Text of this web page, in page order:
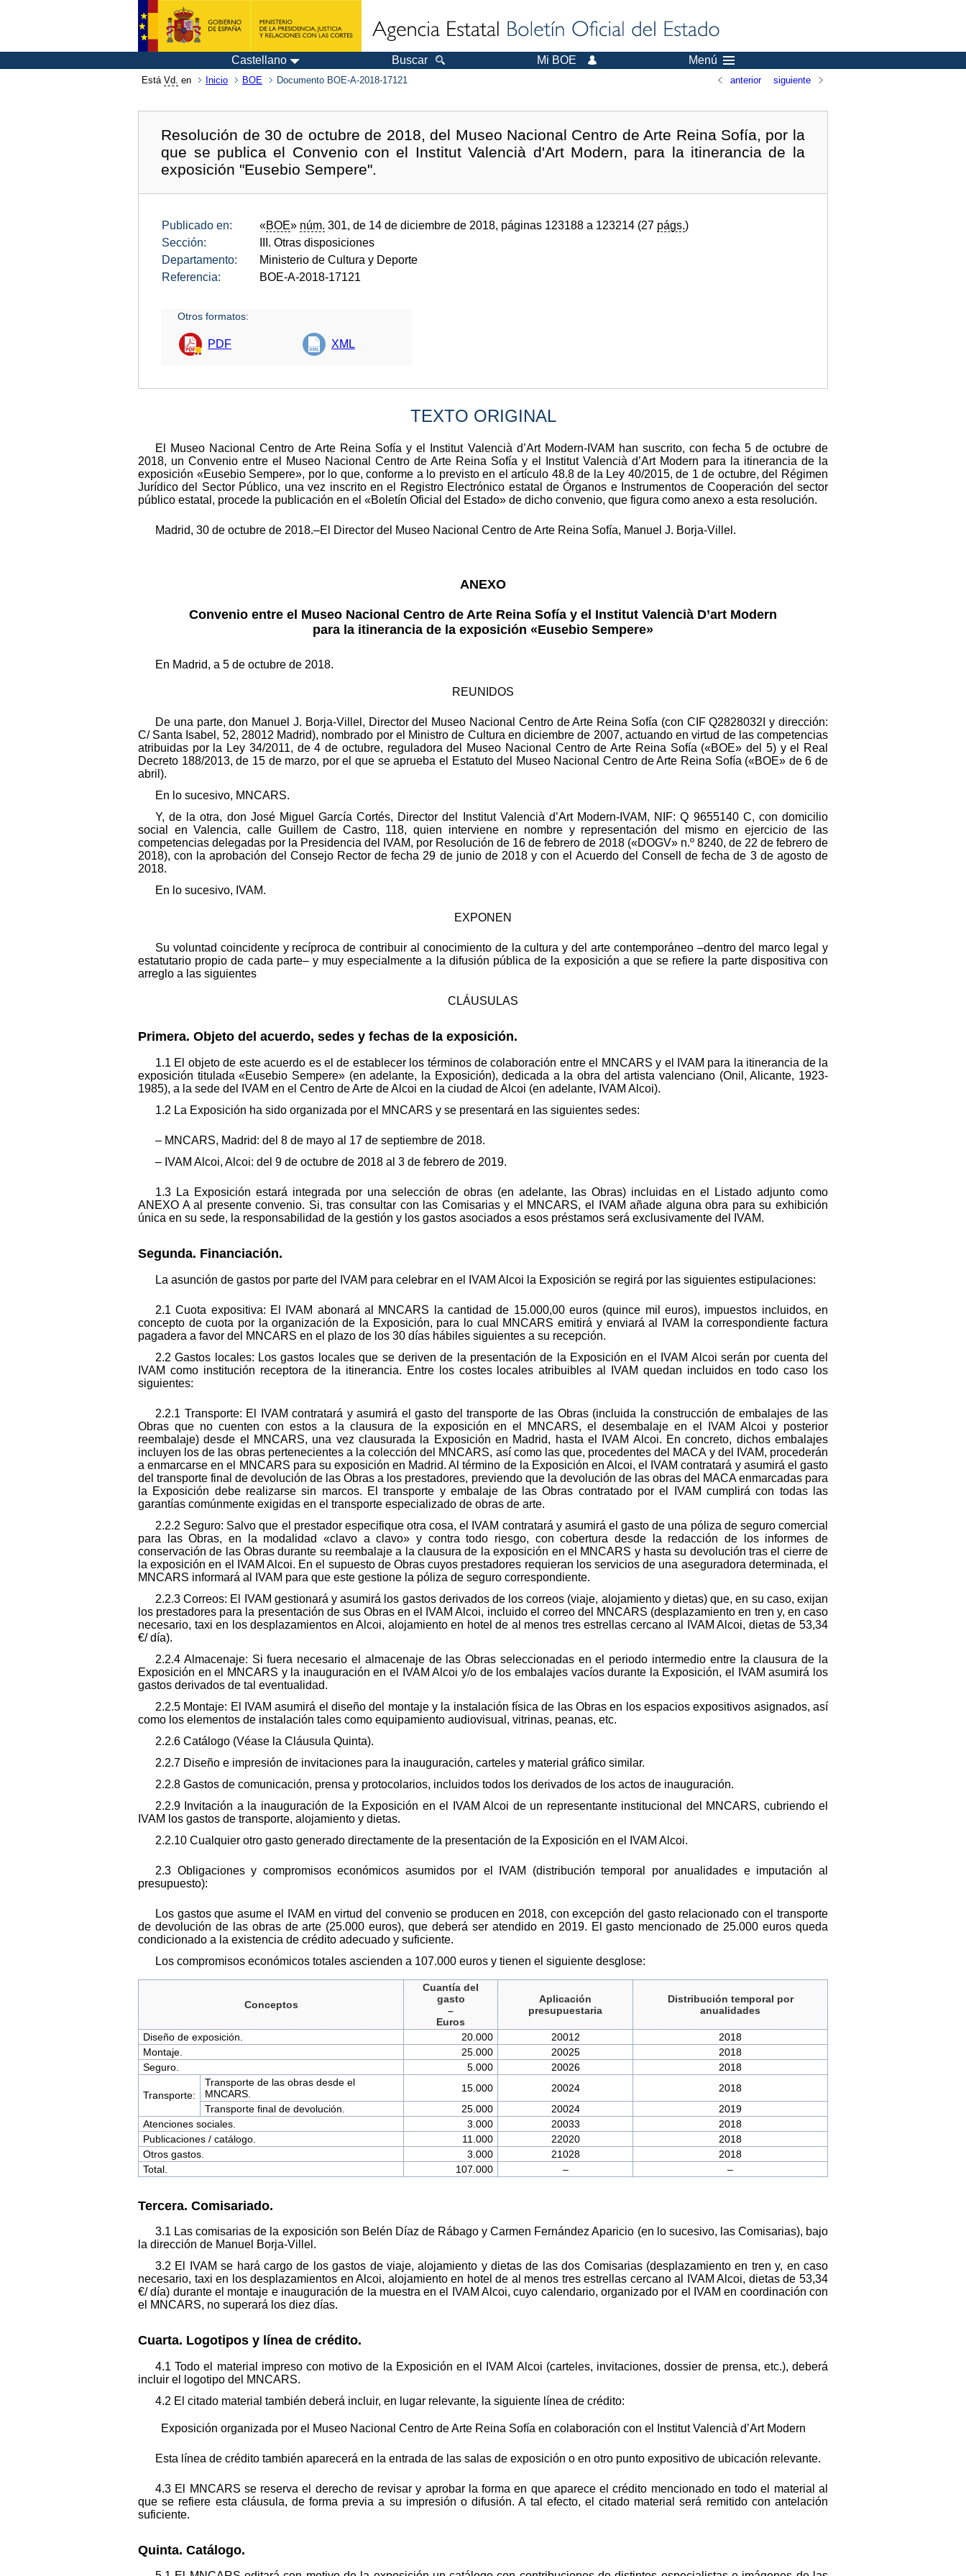
Castellano Buscar Mi BOE Menú
Está Vd. en Inicio BOE Documento BOE-A-2018-17121 anterior siguiente
Resolución de 30 de octubre de 2018, del Museo Nacional Centro de Arte Reina Sofía, por la
que se publica el Convenio con el Institut Valencià d'Art Modern, para la itinerancia de la
exposición "Eusebio Sempere".
Publicado en: «BOE» núm. 301, de 14 de diciembre de 2018, páginas 123188 a 123214 (27 págs.)
Sección:
III. Otras disposiciones
Departamento:
Ministerio de Cultura y Deporte
Referencia:
BOE-A-2018-17121
Otros formatos:
PDF XML
TEXTO ORIGINAL
El Museo Nacional Centro de Arte Reina Sofía y el Institut Valencià d’Art Modern-IVAM han suscrito, con fecha 5 de octubre de
2018, un Convenio entre el Museo Nacional Centro de Arte Reina Sofía y el Institut Valencià d’Art Modern para la itinerancia de la
exposición «Eusebio Sempere», por lo que, conforme a lo previsto en el artículo 48.8 de la Ley 40/2015, de 1 de octubre, del Régimen
Jurídico del Sector Público, una vez inscrito en el Registro Electrónico estatal de Órganos e Instrumentos de Cooperación del sector
público estatal, procede la publicación en el «Boletín Oficial del Estado» de dicho convenio, que figura como anexo a esta resolución.
Madrid, 30 de octubre de 2018.–El Director del Museo Nacional Centro de Arte Reina Sofía, Manuel J. Borja-Villel.
ANEXO
Convenio entre el Museo Nacional Centro de Arte Reina Sofía y el Institut Valencià D’art Modern
para la itinerancia de la exposición «Eusebio Sempere»
En Madrid, a 5 de octubre de 2018.
REUNIDOS
De una parte, don Manuel J. Borja-Villel, Director del Museo Nacional Centro de Arte Reina Sofía (con CIF Q2828032I y dirección:
C/ Santa Isabel, 52, 28012 Madrid), nombrado por el Ministro de Cultura en diciembre de 2007, actuando en virtud de las competencias
atribuidas por la Ley 34/2011, de 4 de octubre, reguladora del Museo Nacional Centro de Arte Reina Sofía («BOE» del 5) y el Real
Decreto 188/2013, de 15 de marzo, por el que se aprueba el Estatuto del Museo Nacional Centro de Arte Reina Sofía («BOE» de 6 de
abril).
En lo sucesivo, MNCARS.
Y, de la otra, don José Miguel García Cortés, Director del Institut Valencià d’Art Modern-IVAM, NIF: Q 9655140 C, con domicilio
social en Valencia, calle Guillem de Castro, 118, quien interviene en nombre y representación del mismo en ejercicio de las
competencias delegadas por la Presidencia del IVAM, por Resolución de 16 de febrero de 2018 («DOGV» n.º 8240, de 22 de febrero de
2018), con la aprobación del Consejo Rector de fecha 29 de junio de 2018 y con el Acuerdo del Consell de fecha de 3 de agosto de
2018.
En lo sucesivo, IVAM.
EXPONEN
Su voluntad coincidente y recíproca de contribuir al conocimiento de la cultura y del arte contemporáneo –dentro del marco legal y
estatutario propio de cada parte– y muy especialmente a la difusión pública de la exposición a que se refiere la parte dispositiva con
arreglo a las siguientes
CLÁUSULAS
Primera. Objeto del acuerdo, sedes y fechas de la exposición.
1.1 El objeto de este acuerdo es el de establecer los términos de colaboración entre el MNCARS y el IVAM para la itinerancia de la
exposición titulada «Eusebio Sempere» (en adelante, la Exposición), dedicada a la obra del artista valenciano (Onil, Alicante, 1923-
1985), a la sede del IVAM en el Centro de Arte de Alcoi en la ciudad de Alcoi (en adelante, IVAM Alcoi).
1.2 La Exposición ha sido organizada por el MNCARS y se presentará en las siguientes sedes:
– MNCARS, Madrid: del 8 de mayo al 17 de septiembre de 2018.
– IVAM Alcoi, Alcoi: del 9 de octubre de 2018 al 3 de febrero de 2019.
1.3 La Exposición estará integrada por una selección de obras (en adelante, las Obras) incluidas en el Listado adjunto como
ANEXO A al presente convenio. Si, tras consultar con las Comisarias y el MNCARS, el IVAM añade alguna obra para su exhibición
única en su sede, la responsabilidad de la gestión y los gastos asociados a esos préstamos será exclusivamente del IVAM.
Segunda. Financiación.
La asunción de gastos por parte del IVAM para celebrar en el IVAM Alcoi la Exposición se regirá por las siguientes estipulaciones:
2.1 Cuota expositiva: El IVAM abonará al MNCARS la cantidad de 15.000,00 euros (quince mil euros), impuestos incluidos, en
concepto de cuota por la organización de la Exposición, para lo cual MNCARS emitirá y enviará al IVAM la correspondiente factura
pagadera a favor del MNCARS en el plazo de los 30 días hábiles siguientes a su recepción.
2.2 Gastos locales: Los gastos locales que se deriven de la presentación de la Exposición en el IVAM Alcoi serán por cuenta del
IVAM como institución receptora de la itinerancia. Entre los costes locales atribuibles al IVAM quedan incluidos en todo caso los
siguientes:
2.2.1 Transporte: El IVAM contratará y asumirá el gasto del transporte de las Obras (incluida la construcción de embalajes de las
Obras que no cuenten con estos a la clausura de la exposición en el MNCARS, el desembalaje en el IVAM Alcoi y posterior
reembalaje) desde el MNCARS, una vez clausurada la Exposición en Madrid, hasta el IVAM Alcoi. En concreto, dichos embalajes
incluyen los de las obras pertenecientes a la colección del MNCARS, así como las que, procedentes del MACA y del IVAM, procederán
a enmarcarse en el MNCARS para su exposición en Madrid. Al término de la Exposición en Alcoi, el IVAM contratará y asumirá el gasto
del transporte final de devolución de las Obras a los prestadores, previendo que la devolución de las obras del MACA enmarcadas para
la Exposición debe realizarse sin marcos. El transporte y embalaje de las Obras contratado por el IVAM cumplirá con todas las
garantías comúnmente exigidas en el transporte especializado de obras de arte.
2.2.2 Seguro: Salvo que el prestador especifique otra cosa, el IVAM contratará y asumirá el gasto de una póliza de seguro comercial
para las Obras, en la modalidad «clavo a clavo» y contra todo riesgo, con cobertura desde la redacción de los informes de
conservación de las Obras durante su reembalaje a la clausura de la exposición en el MNCARS y hasta su devolución tras el cierre de
la exposición en el IVAM Alcoi. En el supuesto de Obras cuyos prestadores requieran los servicios de una aseguradora determinada, el
MNCARS informará al IVAM para que este gestione la póliza de seguro correspondiente.
2.2.3 Correos: El IVAM gestionará y asumirá los gastos derivados de los correos (viaje, alojamiento y dietas) que, en su caso, exijan
los prestadores para la presentación de sus Obras en el IVAM Alcoi, incluido el correo del MNCARS (desplazamiento en tren y, en caso
necesario, taxi en los desplazamientos en Alcoi, alojamiento en hotel de al menos tres estrellas cercano al IVAM Alcoi, dietas de 53,34
€/ día).
2.2.4 Almacenaje: Si fuera necesario el almacenaje de las Obras seleccionadas en el periodo intermedio entre la clausura de la
Exposición en el MNCARS y la inauguración en el IVAM Alcoi y/o de los embalajes vacíos durante la Exposición, el IVAM asumirá los
gastos derivados de tal eventualidad.
2.2.5 Montaje: El IVAM asumirá el diseño del montaje y la instalación física de las Obras en los espacios expositivos asignados, así
como los elementos de instalación tales como equipamiento audiovisual, vitrinas, peanas, etc.
2.2.6 Catálogo (Véase la Cláusula Quinta).
2.2.7 Diseño e impresión de invitaciones para la inauguración, carteles y material gráfico similar.
2.2.8 Gastos de comunicación, prensa y protocolarios, incluidos todos los derivados de los actos de inauguración.
2.2.9 Invitación a la inauguración de la Exposición en el IVAM Alcoi de un representante institucional del MNCARS, cubriendo el
IVAM los gastos de transporte, alojamiento y dietas.
2.2.10 Cualquier otro gasto generado directamente de la presentación de la Exposición en el IVAM Alcoi.
2.3 Obligaciones y compromisos económicos asumidos por el IVAM (distribución temporal por anualidades e imputación al
presupuesto):
Los gastos que asume el IVAM en virtud del convenio se producen en 2018, con excepción del gasto relacionado con el transporte
de devolución de las obras de arte (25.000 euros), que deberá ser atendido en 2019. El gasto mencionado de 25.000 euros queda
condicionado a la existencia de crédito adecuado y suficiente.
Los compromisos económicos totales ascienden a 107.000 euros y tienen el siguiente desglose:
Conceptos
Cuantía del
gasto
–
Euros
Aplicación
presupuestaria
Distribución temporal por
anualidades
Diseño de exposición. 20.000 20012
2018
Montaje.
25.000 20025
2018
Seguro.
5.000 20026 2018
Transporte:
Transporte de las obras desde el
MNCARS.
15.000 20024
2018
Transporte final de devolución.
25.000 20024
2019
Atenciones sociales.
3.000 20033
2018
Publicaciones / catálogo.
11.000 22020
2018
Otros gastos.
3.000 21028
2018
Total.
107.000 – –
Tercera. Comisariado.
3.1 Las comisarias de la exposición son Belén Díaz de Rábago y Carmen Fernández Aparicio (en lo sucesivo, las Comisarias), bajo
la dirección de Manuel Borja-Villel.
3.2 El IVAM se hará cargo de los gastos de viaje, alojamiento y dietas de las dos Comisarias (desplazamiento en tren y, en caso
necesario, taxi en los desplazamientos en Alcoi, alojamiento en hotel de al menos tres estrellas cercano al IVAM Alcoi, dietas de 53,34
€/ día) durante el montaje e inauguración de la muestra en el IVAM Alcoi, cuyo calendario, organizado por el IVAM en coordinación con
el MNCARS, no superará los diez días.
Cuarta. Logotipos y línea de crédito.
4.1 Todo el material impreso con motivo de la Exposición en el IVAM Alcoi (carteles, invitaciones, dossier de prensa, etc.), deberá
incluir el logotipo del MNCARS.
4.2 El citado material también deberá incluir, en lugar relevante, la siguiente línea de crédito:
Exposición organizada por el Museo Nacional Centro de Arte Reina Sofía en colaboración con el Institut Valencià d’Art Modern
Esta línea de crédito también aparecerá en la entrada de las salas de exposición o en otro punto expositivo de ubicación relevante.
4.3 El MNCARS se reserva el derecho de revisar y aprobar la forma en que aparece el crédito mencionado en todo el material al
que se refiere esta cláusula, de forma previa a su impresión o difusión. A tal efecto, el citado material será remitido con antelación
suficiente.
Quinta. Catálogo.